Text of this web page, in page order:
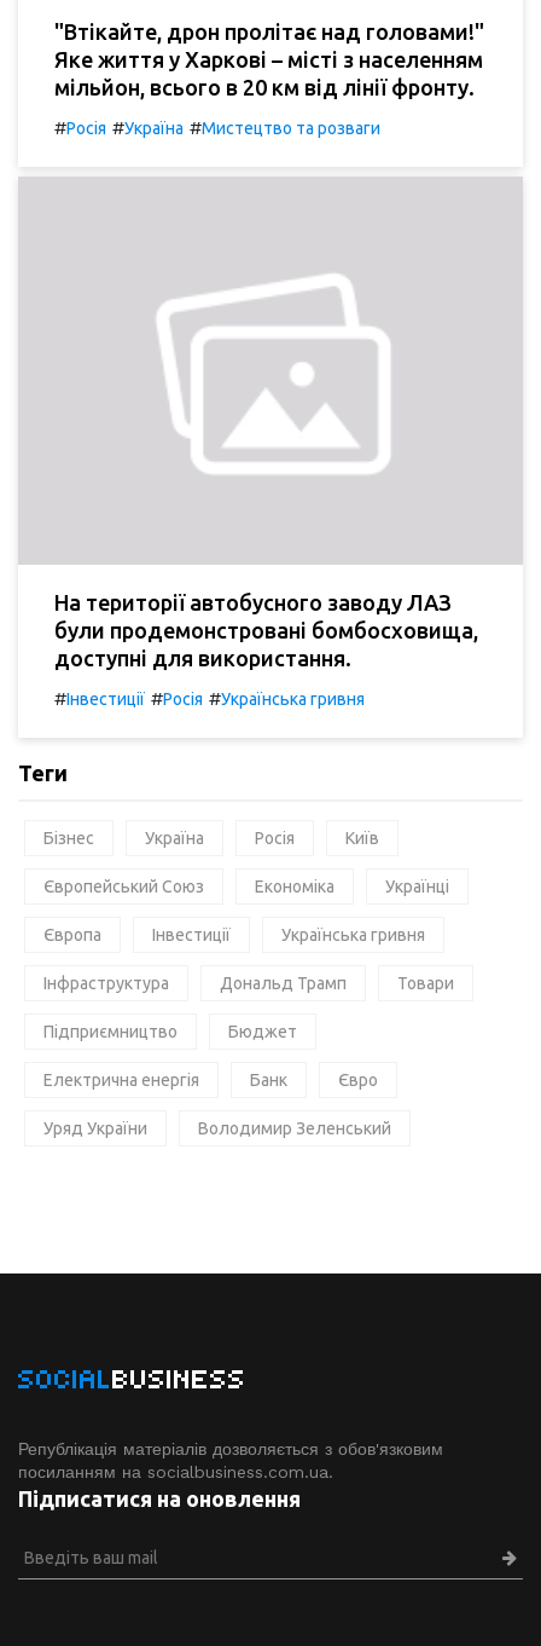
"Втікайте, дрон пролітає над головами!"
Яке життя у Харкові – місті з населенням
мільйон, всього в 20 км від лінії фронту.
#Росія #Україна #Мистецтво та розваги
На території автобусного заводу ЛАЗ
були продемонстровані бомбосховища,
доступні для використання.
#Інвестиції #Росія #Українська гривня
Теги
Бізнес Україна Росія Київ
Європейський Союз Економіка Українці
Європа Інвестиції Українська гривня
Інфраструктура Дональд Трамп Товари
Підприємництво Бюджет
Електрична енергія Банк Євро
Уряд України Володимир Зеленський
SOCIALBUSINESS
Републікація матеріалів дозволяється з обов'язковим
посиланням на socialbusiness.com.ua.
Підписатися на оновлення